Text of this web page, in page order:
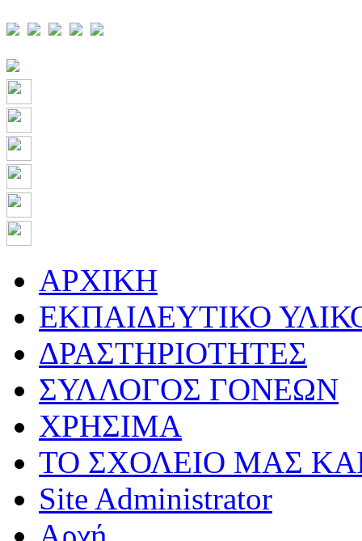
ΑΡΧΙΚΗ
ΕΚΠΑΙΔΕΥΤΙΚΟ
ΔΡΑΣΤΗΡΙΟΤΗΤΕΣ
ΣΥΛΛΟΓΟΣ ΓΟΝΕΩΝ
ΧΡΗΣΙΜΑ
ΤΟ ΣΧΟΛΕΙΟ ΜΑΣ
Site Administrator